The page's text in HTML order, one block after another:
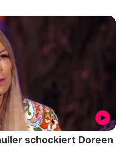
schockiert Doreen